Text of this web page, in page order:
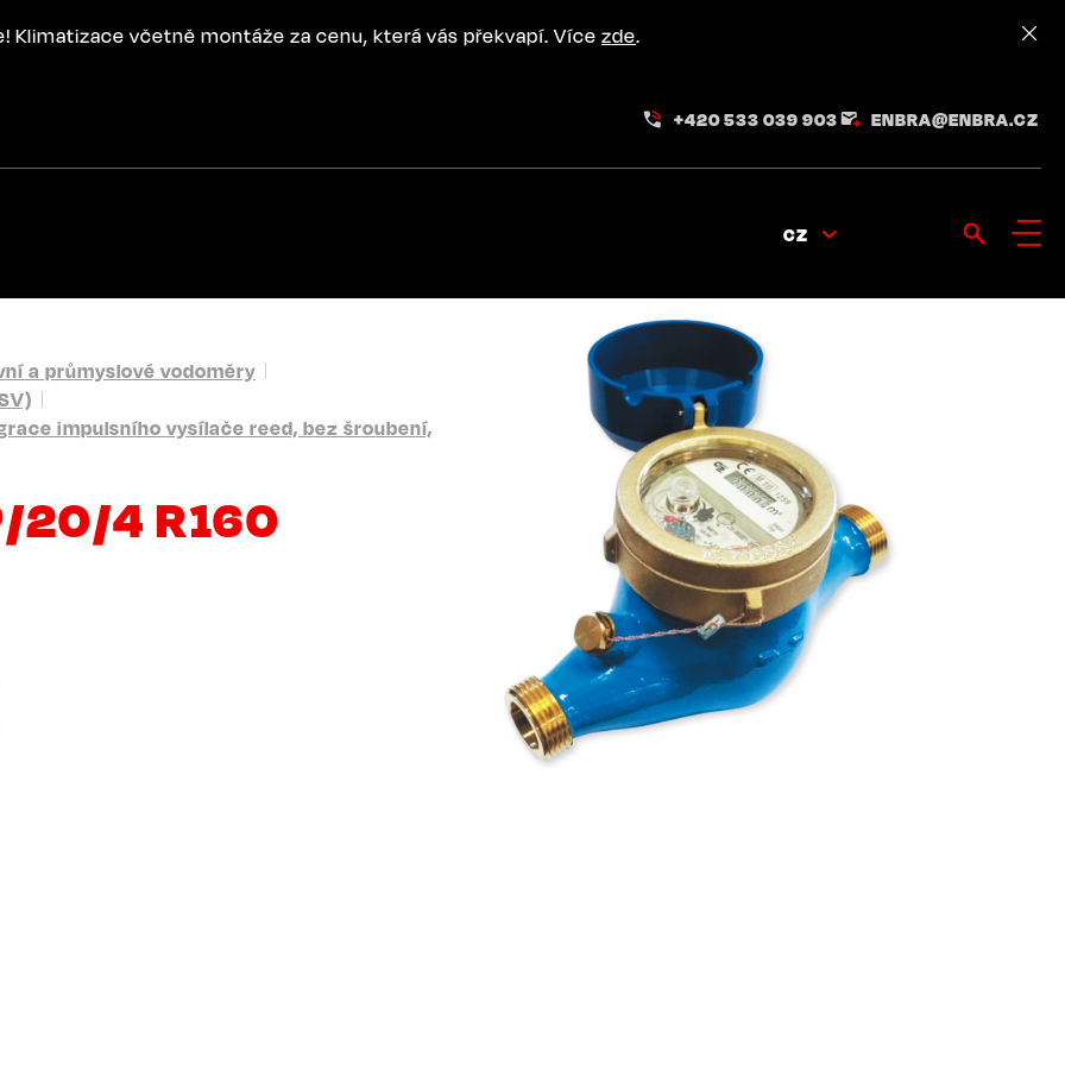
Klimatizace včetně montáže za cenu, která vás překvapí. Více zde.
+420 533 039 903 ENBRA@ENBRA.CZ
CZ
a průmyslové vodoměry
impulsního vysílače reed, bez šroubení,
20/4 R160